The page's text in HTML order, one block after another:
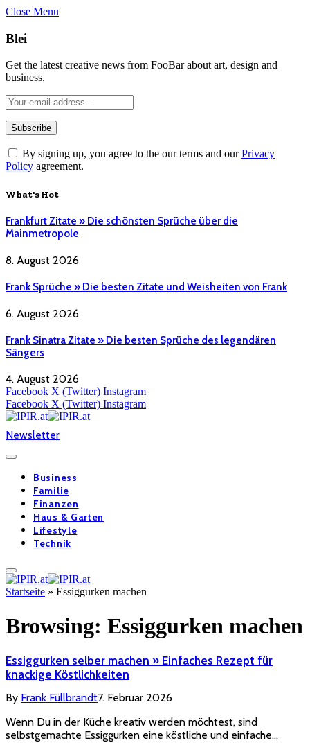
Close Menu
Blei
Get the latest creative news from FooBar about art, design and
business.
By signing up, you agree to the our terms and ourPrivacy
Policy agreement.
What's Hot
Frankfurt Zitate » Die schönsten Sprüche über die
Mainmetropole
8. August 2026
Frank Sprüche » Die besten Zitate und Weisheiten von Frank
6. August 2026
Frank Sinatra Zitate » Die besten Sprüche des legendären
Sängers
4. August 2026
Facebook X (Twitter) Instagram
Facebook X (Twitter) Instagram
Newsletter
Business
Familie
Finanzen
Haus & Garten
Lifestyle
Technik
Startseite » Essiggurken machen
Browsing: Essiggurken machen
Essiggurken selber machen » Einfaches Rezept für
knackige Köstlichkeiten
By Frank Füllbrandt7. Februar 2026
Wenn Du in der Küche kreativ werden möchtest, sind
selbstgemachte Essiggurken eine köstliche und einfache…